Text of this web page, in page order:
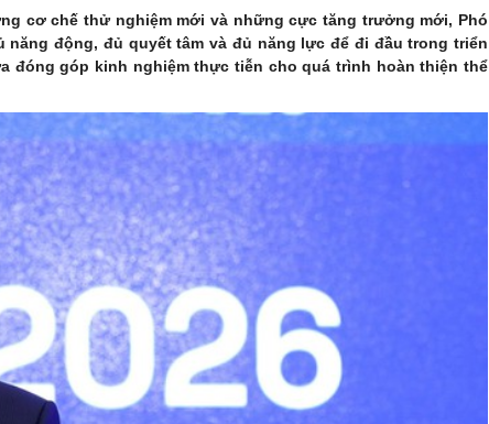
cơ chế thử nghiệm mới và những cực tăng trưởng mới, Phó
động, đủ quyết tâm và đủ năng lực để đi đầu trong triển
đóng góp kinh nghiệm thực tiễn cho quá trình hoàn thiện thể